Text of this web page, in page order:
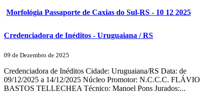
Morfológia Passaporte de Caxias do Sul-RS - 10 12 2025
Credenciadora de Inéditos - Uruguaiana / RS
09 de Dezembro de 2025
Credenciadora de Inéditos Cidade: Uruguaiana/RS Data: de
09/12/2025 a 14/12/2025 Núcleo Promotor: N.C.C.C. FLÁVIO
BASTOS TELLECHEA Técnico: Manoel Pons Jurados:...